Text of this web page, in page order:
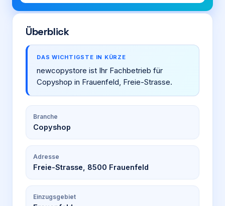
Überblick
DAS WICHTIGSTE IN KÜRZE
newcopystore ist Ihr Fachbetrieb für
Copyshop in Frauenfeld, Freie-Strasse.
Branche
Copyshop
Adresse
Freie-Strasse, 8500 Frauenfeld
Einzugsgebiet